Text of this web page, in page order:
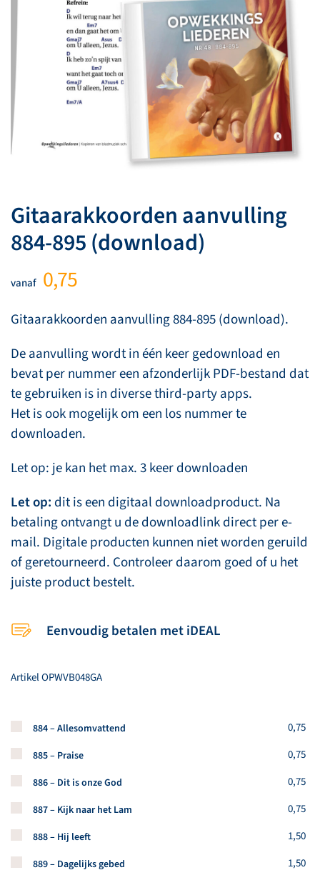
Gitaarakkoorden aanvulling
884-895 (download)
vanaf 0,75
Gitaarakkoorden aanvulling 884-895 (download).
De aanvulling wordt in één keer gedownload en
bevat per nummer een afzonderlijk PDF-bestand dat
te gebruiken is in diverse third-party apps.
Het is ook mogelijk om een los nummer te
downloaden.
Let op: je kan het max. 3 keer downloaden
Let op: dit is een digitaal downloadproduct. Na
betaling ontvangt u de downloadlink direct per e-
mail. Digitale producten kunnen niet worden geruild
of geretourneerd. Controleer daarom goed of u het
juiste product bestelt.
Eenvoudig betalen met iDEAL
ArtikelOPWVB048GA
Koop een stuk van dit artikel
884 – Allesomvattend
0,75
Koop een stuk van dit artikel
885 – Praise
0,75
Koop een stuk van dit artikel
886 – Dit is onze God
0,75
Koop een stuk van dit artikel
887 – Kijk naar het Lam
0,75
Koop een stuk van dit artikel
888 – Hij leeft
1,50
Koop een stuk van dit artikel
889 – Dagelijks gebed 1,50